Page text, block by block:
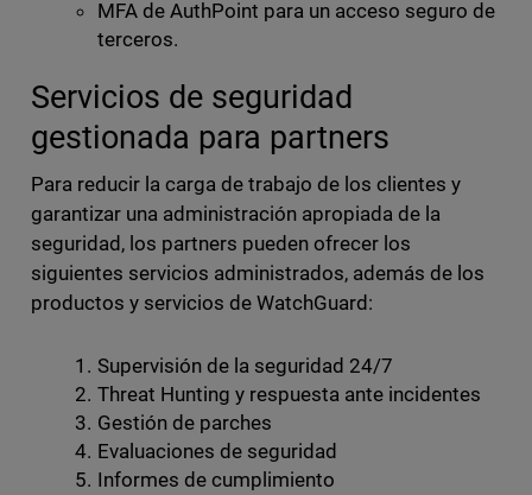
MFA de AuthPoint para un acceso seguro de
terceros.
Servicios de seguridad
gestionada para partners
Para reducir la carga de trabajo de los clientes y
garantizar una administración apropiada de la
seguridad, los partners pueden ofrecer los
siguientes servicios administrados, además de los
productos y servicios de WatchGuard:
Supervisión de la seguridad 24/7
Threat Hunting y respuesta ante incidentes
Gestión de parches
Evaluaciones de seguridad
Informes de cumplimiento